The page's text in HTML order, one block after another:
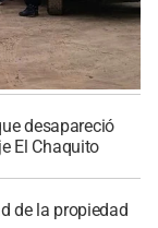
desapareció
El Chaquito
de la propiedad